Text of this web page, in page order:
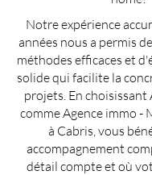
Notre expérience
années nous a permis
méthodes efficaces et
solide qui facilite la
projets. En
comme Agence immo -
à Cabris, vous
accompagnement
détail compte et où